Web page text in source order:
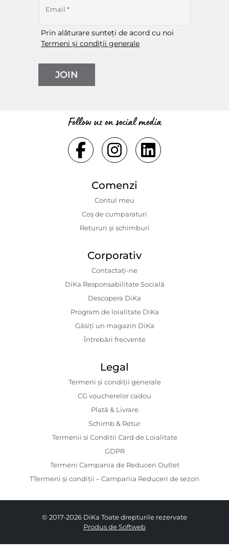
Email *
Prin alăturare sunteți de acord cu noi
Termeni și condiții generale
JOIN
Follow us on social media
Comenzi
Contul meu
Coș de cumparaturi
Retururi și schimburi
Corporativ
Contactaţi-ne
DiKa Responsabilitate Socială
Descopera DiKa
Program de loialitate DiKa
Găsiți un magazin DiKa
Întrebări frecvente
Legal
Termeni și condiții generale
CG voucherelor cadou
Plată & Livrare
Schimb & Retur
Termenii si Conditii Card de Loialitate
GDPR
Termeni Campania de Reduceri Outlet
TTermeni și condiții – Campania Reduceri de sezon
© 2017-2026 DiKa Toate drepturile rezervate
Produs de Softweb